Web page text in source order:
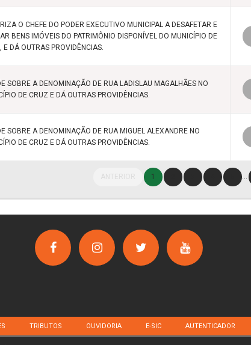
O CHEFE DO PODER EXECUTIVO MUNICIPAL A DESAFETAR E
BENS IMÓVEIS DO PATRIMÔNIO DISPONÍVEL DO MUNICÍPIO DE
E DÁ OUTRAS PROVIDÊNCIAS.
SOBRE A DENOMINAÇÃO DE RUA LADISLAU MAGALHÃES NO
DE CRUZ E DÁ OUTRAS PROVIDÊNCIAS.
SOBRE A DENOMINAÇÃO DE RUA MIGUEL ALEXANDRE NO
DE CRUZ E DÁ OUTRAS PROVIDÊNCIAS.
1
TRIBUTOS OUVIDORIA E-SIC AUTENTICADOR